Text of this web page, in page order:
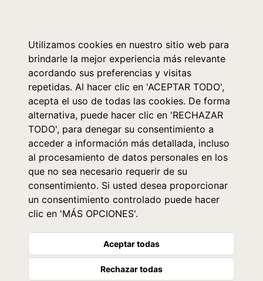
Utilizamos cookies en nuestro sitio web para
brindarle la mejor experiencia más relevante
acordando sus preferencias y visitas
repetidas. Al hacer clic en 'ACEPTAR TODO',
acepta el uso de todas las cookies. De forma
alternativa, puede hacer clic en 'RECHAZAR
TODO', para denegar su consentimiento a
acceder a información más detallada, incluso
al procesamiento de datos personales en los
que no sea necesario requerir de su
consentimiento. Si usted desea proporcionar
un consentimiento controlado puede hacer
clic en 'MÁS OPCIONES'.
Aceptar todas
Rechazar todas